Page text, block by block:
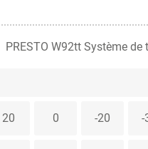
PRESTO W92tt Système
20 0 -20 -